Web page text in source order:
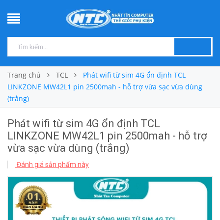
Trang chủ TCL
Phát wifi từ sim 4G ổn định TCL
LINKZONE MW42L1 pin 2500mah - hỗ trợ vừa sạc vừa dùng
(trắng)
Phát wifi từ sim 4G ổn định TCL
LINKZONE MW42L1 pin 2500mah - hỗ trợ
vừa sạc vừa dùng (trắng)
Đánh giá sản phẩm này